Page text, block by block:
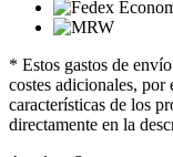
* Estos gastos de
costes adicionales,
características de los
directamente en la